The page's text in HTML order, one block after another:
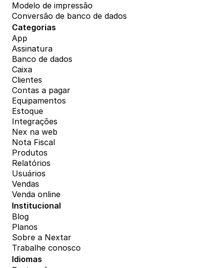
Modelo de impressão
Conversão de banco de dados
Categorias
App
Assinatura
Banco de dados
Caixa
Clientes
Contas a pagar
Equipamentos
Estoque
Integrações
Nex na web
Nota Fiscal
Produtos
Relatórios
Usuários
Vendas
Venda online
Institucional
Blog
Planos
Sobre a Nextar
Trabalhe conosco
Idiomas